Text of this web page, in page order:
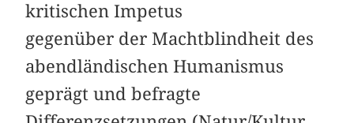
kritischen Impetus
gegenüber der Machtblindheit des
abendländischen Humanismus
geprägt und befragte